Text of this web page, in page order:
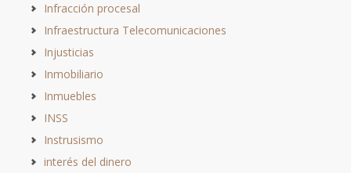
Infracción procesal
Infraestructura Telecomunicaciones
Injusticias
Inmobiliario
Inmuebles
INSS
Instrusismo
interés del dinero